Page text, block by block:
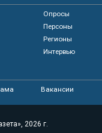
Опросы
Персоны
Регионы
Интервью
Вакансии
2026 г.